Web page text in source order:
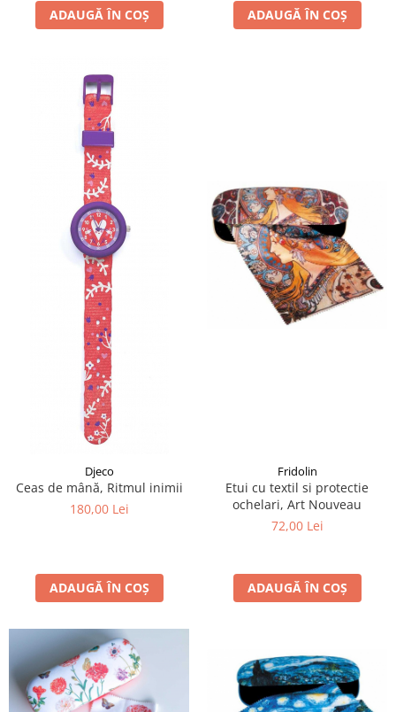
ADAUGĂ ÎN COȘ ADAUGĂ ÎN COȘ
Djeco
Ceas de mână, Ritmul inimii
180,00 Lei
ADAUGĂ ÎN COȘ
Fridolin
Etui cu textil si protectie
ochelari, Art Nouveau
72,00 Lei
ADAUGĂ ÎN COȘ